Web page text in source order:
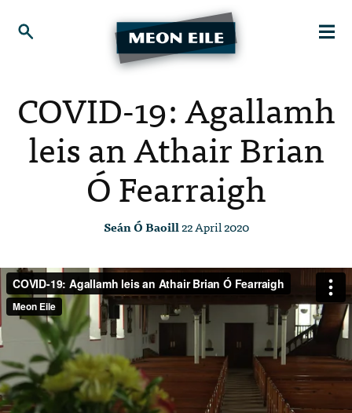
COVID-19: Agallamh
leis an Athair Brian
Ó Fearraigh
Seán Ó Baoill22 April 2020